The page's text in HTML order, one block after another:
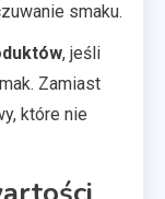
smaku.
, jeśli
Zamiast
które nie